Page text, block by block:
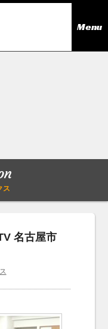
Menu
Company outline
ス
名古屋市